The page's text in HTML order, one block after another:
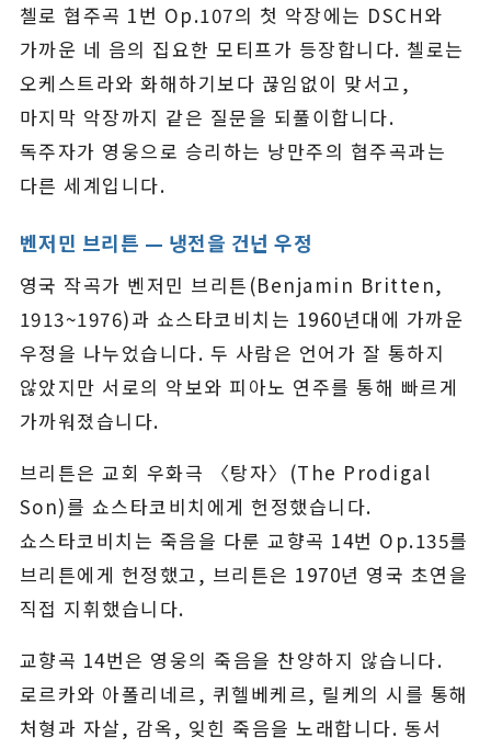
첼로 협주곡 1번 Op.107의 첫 악장에는 DSCH와
가까운 네 음의 집요한 모티프가 등장합니다. 첼로는
오케스트라와 화해하기보다 끊임없이 맞서고,
마지막 악장까지 같은 질문을 되풀이합니다.
독주자가 영웅으로 승리하는 낭만주의 협주곡과는
다른 세계입니다.
벤저민 브리튼 — 냉전을 건넌 우정
영국 작곡가 벤저민 브리튼(Benjamin Britten,
1913~1976)과 쇼스타코비치는 1960년대에 가까운
우정을 나누었습니다. 두 사람은 언어가 잘 통하지
않았지만 서로의 악보와 피아노 연주를 통해 빠르게
가까워졌습니다.
브리튼은 교회 우화극 〈탕자〉(The Prodigal
Son)를 쇼스타코비치에게 헌정했습니다.
쇼스타코비치는 죽음을 다룬 교향곡 14번 Op.135를
브리튼에게 헌정했고, 브리튼은 1970년 영국 초연을
직접 지휘했습니다.
교향곡 14번은 영웅의 죽음을 찬양하지 않습니다.
로르카와 아폴리네르, 퀴헬베케르, 릴케의 시를 통해
처형과 자살, 감옥, 잊힌 죽음을 노래합니다. 동서